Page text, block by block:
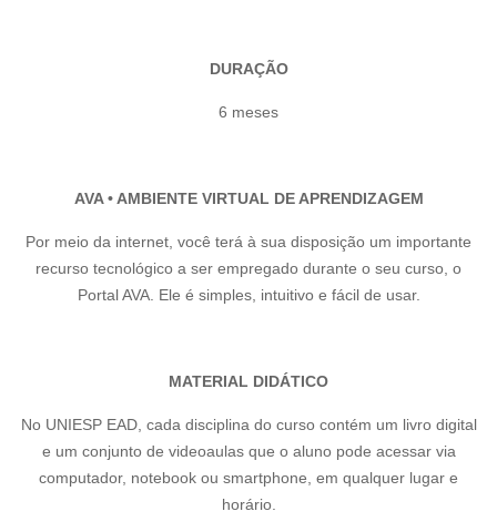
DURAÇÃO
6 meses
AVA • AMBIENTE VIRTUAL DE APRENDIZAGEM
Por meio da internet, você terá à sua disposição um importante
recurso tecnológico a ser empregado durante o seu curso, o
Portal AVA. Ele é simples, intuitivo e fácil de usar.
MATERIAL DIDÁTICO
No UNIESP EAD, cada disciplina do curso contém um livro digital
e um conjunto de videoaulas que o aluno pode acessar via
computador, notebook ou smartphone, em qualquer lugar e
horário.